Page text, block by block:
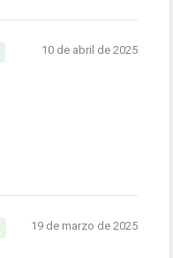
10 de abril de 2025
19 de marzo de 2025